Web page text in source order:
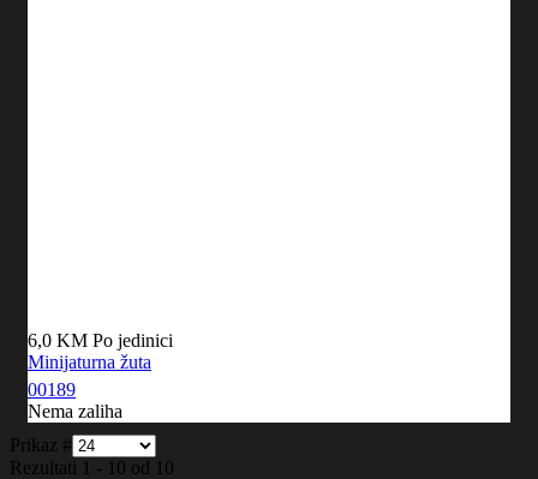
6,0 KM Po jedinici
Minijaturna žuta
00189
Nema zaliha
Prikaz #
Rezultati 1 - 10 od 10